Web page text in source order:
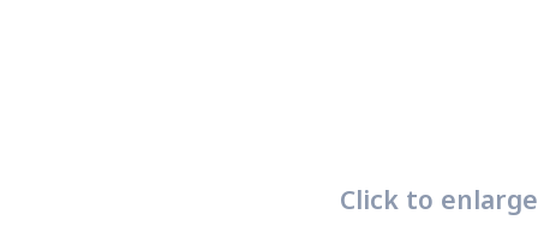
Click to enlarge